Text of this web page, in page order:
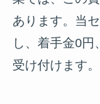
あります。当
し、着手金0
受け付けます。